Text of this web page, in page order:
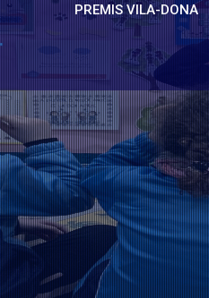
PREMIS VILA-DONA